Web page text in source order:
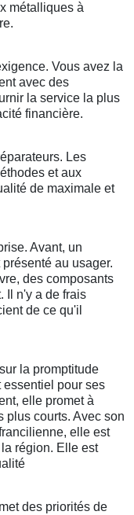
métalliques à
Vous avez la
avec des
la service la plus
financière.
Les
et aux
de maximale et
Avant, un
au usager.
des composants
Il n'y a de frais
de ce qu'il
la promptitude
pour ses
elle promet à
plus courts. Avec son
elle est
région. Elle est
des priorités de